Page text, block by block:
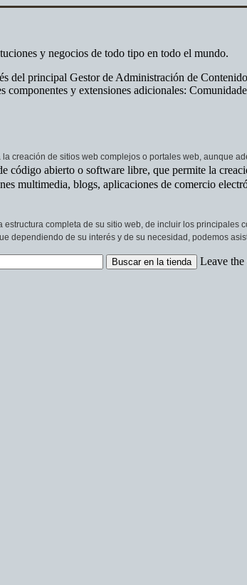
y negocios de todo tipo en todo el mundo.
del principal Gestor de Administración de
componentes y extensiones adicionales:
creación de sitios web complejos o portales web, aunque
código abierto o software libre, que permite la
multimedia, blogs, aplicaciones de comercio
estructura completa de su sitio web, de incluir los
dependiendo de su interés y de su necesidad, podemos
Leave the